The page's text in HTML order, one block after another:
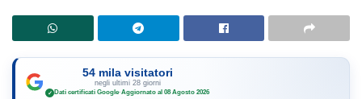
54 mila visitatori
negli ultimi 28 giorni
✓ Dati certificati Google·Aggiornato al 08 Agosto 2026